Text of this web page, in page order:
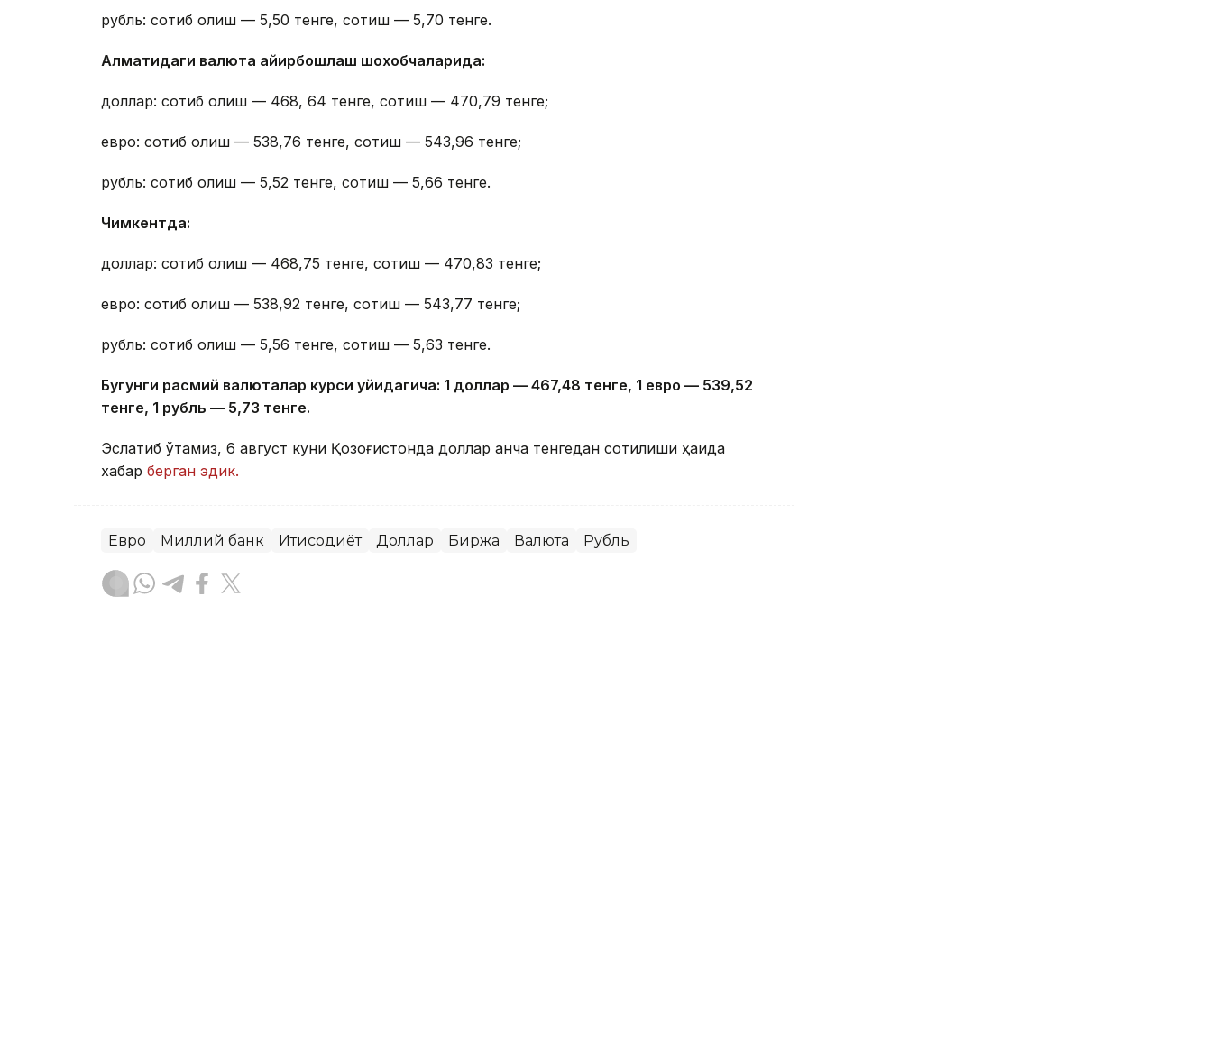
рубль: сотиб олиш — 5,50 тенге, сотиш — 5,70 тенге.
Алматидаги валюта айирбошлаш шохобчаларида:
доллар: сотиб олиш — 468, 64 тенге, сотиш — 470,79 тенге;
евро: сотиб олиш — 538,76 тенге, сотиш — 543,96 тенге;
рубль: сотиб олиш — 5,52 тенге, сотиш — 5,66 тенге.
Чимкентда:
доллар: сотиб олиш — 468,75 тенге, сотиш — 470,83 тенге;
евро: сотиб олиш — 538,92 тенге, сотиш — 543,77 тенге;
рубль: сотиб олиш — 5,56 тенге, сотиш — 5,63 тенге.
Бугунги расмий валюталар курси қуйидагича: 1 доллар — 467,48 тенге, 1 евро — 539,52
тенге, 1 рубль — 5,73 тенге.
Эслатиб ўтамиз, 6 август куни Қозоғистонда доллар қанча тенгедан сотилиши ҳақида
хабар берган эдик.
Евро Миллий банк Иқтисодиёт Доллар Биржа Валюта Рубль